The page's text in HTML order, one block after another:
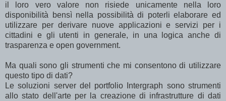
il loro vero valore non risiede unicamente nella loro
disponibilità bensì nella possibilità di poterli elaborare ed
utilizzare per derivare nuove applicazioni e servizi per i
cittadini e gli utenti in generale, in una logica anche di
trasparenza e open government.
Ma quali sono gli strumenti che mi consentono di utilizzare
questo tipo di dati?
Le soluzioni server del portfolio Intergraph sono strumenti
allo stato dell'arte per la creazione di infrastrutture di dati